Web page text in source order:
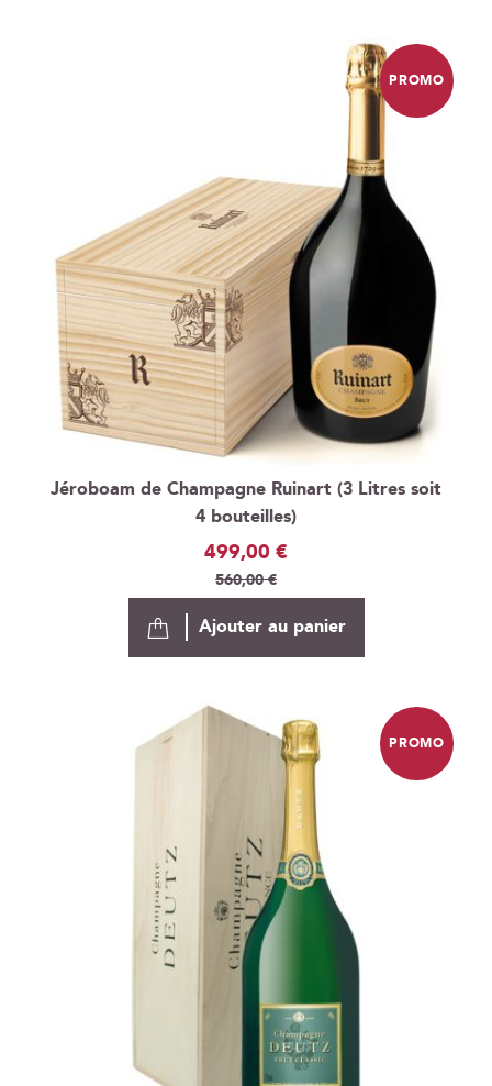
Jéroboam de Champagne Ruinart (3 Litres soit
4 bouteilles)
Prix
Spécial
499,00 €
560,00 €
PROMO
Ajouter au panier
PROMO